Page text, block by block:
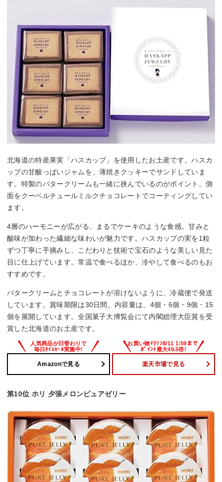
北海道の特産果実「ハスカップ」を使用したお土産です。ハスカ
ップの甘酸っぱいジャムを、薄焼きクッキーでサンドしていま
す。特製のバタークリームも一緒に挟んでいるのがポイント。側
面をクーベルチュールミルクチョコレートでコーティングしてい
ます。
4層のハーモニーが広がる、まるでケーキのような食感。甘みと
酸味が加わった繊細な味わいが魅力です。ハスカップの実を1粒
ずつ丁寧に手摘みし、こだわりと技術で宝石のような美しい見た
目に仕上げています。常温で食べるほか、冷やして食べるのもお
すすめです。
バタークリームとチョコレートが溶けないように、冷蔵便で発送
しています。賞味期限は30日間。内容量は、4個・6個・9個・15
個を展開しています。全国菓子大博覧会にて内閣総理大臣賞を受
賞した北海道のお土産です。
Amazonで見る 楽天市場で見る
第10位 ホリ 夕張メロンピュアゼリー